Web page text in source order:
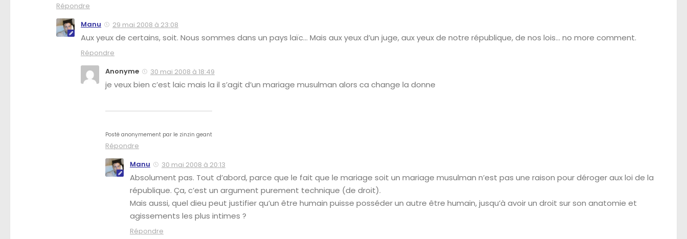
Répondre
Manu
29 mai 2008 à 23:08
Aux yeux de certains, soit. Nous sommes dans un pays laïc… Mais aux yeux d’un juge, aux yeux de notre république, de nos lois… no more comment.
Répondre
Anonyme
30 mai 2008 à 18:49
je veux bien c’est laic mais la il s’agit d’un mariage musulman alors ca change la donne
Posté anonymement par le zinzin geant
Répondre
Manu
30 mai 2008 à 20:13
Absolument pas. Tout d’abord, parce que le fait que le mariage soit un mariage musulman n’est pas une raison pour déroger aux loi de la
république. Ça, c’est un argument purement technique (de droit).
Mais aussi, quel dieu peut justifier qu’un être humain puisse posséder un autre être humain, jusqu’à avoir un droit sur son anatomie et
agissements les plus intimes ?
Répondre